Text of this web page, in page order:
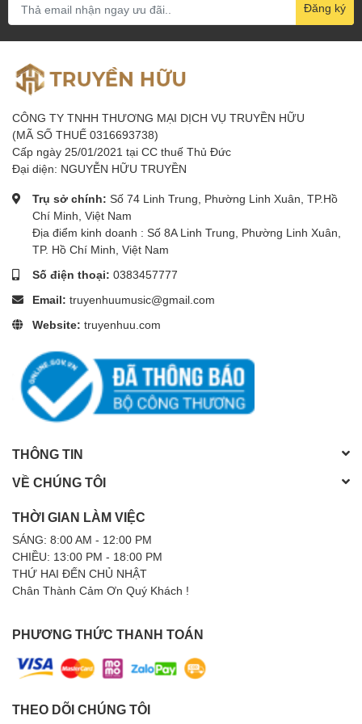
uy tín HCM
Truyền Hữu
HỮU ( MST 0316693738) - Một trong những đơn vị đi đầu về cung
cấp thiết bị thu âm live stream uy tín toàn quốc . Ngoài ra chúng tôi
còn có giải pháp hát karaoke gia đình, loa di động và loa nghe
nhạc Bluetooth với những thương hiệu nổi tiếng thế giới . Với chất
lượng và thương hiệu đã được khẳng định trong nhiều năm qua ,
chúng tôi hy vọng mang lại cho quý khách trãi nghiệm mua hàng
✅Địa chỉ Showroom : SỐ 8A ĐƯỜNG LINH TRUNG, P. LINH
TRUNG , TP. THỦ ĐỨC , TPHCM
✅ĐT: 038 345 7777
✅ Email : truyenhuu0303@gmail.com
Đăng ký
CÔNG TY TNHH THƯƠNG MẠI DỊCH VỤ TRUYỀN HỮU
(MÃ SỐ THUẾ 0316693738)
Cấp ngày 25/01/2021 tại CC thuế Thủ Đức
Đại diện: NGUYỄN HỮU TRUYỀN
Trụ sở chính: Số 74 Linh Trung, Phường Linh Xuân, TP.Hồ
Chí Minh, Việt Nam
Địa điểm kinh doanh : Số 8A Linh Trung, Phường Linh Xuân,
TP. Hồ Chí Minh, Việt Nam
Số điện thoại: 0383457777
Email: truyenhuumusic@gmail.com
Website: truyenhuu.com
THÔNG TIN
VỀ CHÚNG TÔI
THỜI GIAN LÀM VIỆC
SÁNG: 8:00 AM - 12:00 PM
CHIỀU: 13:00 PM - 18:00 PM
THỨ HAI ĐẾN CHỦ NHẬT
Chân Thành Cảm Ơn Quý Khách !
PHƯƠNG THỨC THANH TOÁN
THEO DÕI CHÚNG TÔI